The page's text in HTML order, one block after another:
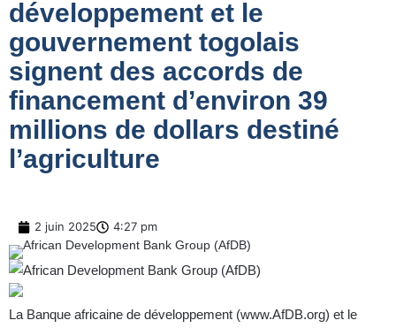
développement et le
gouvernement togolais
signent des accords de
financement d’environ 39
millions de dollars destiné
l’agriculture
2 juin 2025 4:27 pm
La Banque africaine de développement (www.AfDB.org) et le